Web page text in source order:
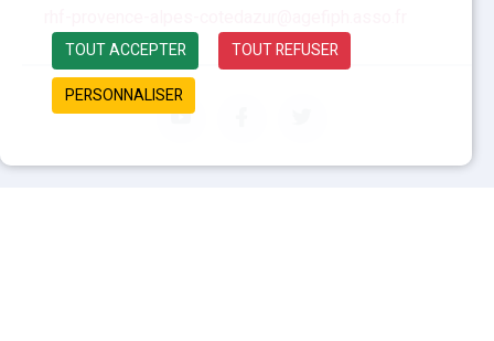
TOUT ACCEPTER
TOUT REFUSER
PERSONNALISER